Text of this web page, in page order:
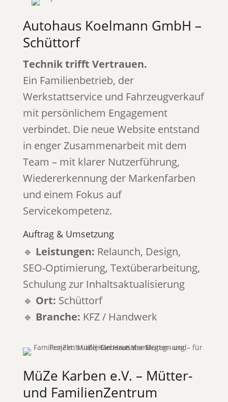
Autohaus Koelmann GmbH –
Schüttorf
Technik trifft Vertrauen.
Ein Familienbetrieb, der
Werkstattservice und Fahrzeugverkauf
mit persönlichem Engagement
verbindet. Die neue Website entstand
in enger Zusammenarbeit mit dem
Team – mit klarer Nutzerführung,
Wiedererkennung der Markenfarben
und einem Fokus auf
Servicekompetenz.
Auftrag & Umsetzung
🔹 Leistungen: Relaunch, Design,
SEO-Optimierung, Textüberarbeitung,
Schulung zur Inhaltsaktualisierung
🔹 Ort: Schüttorf
🔹 Branche: KFZ / Handwerk
MüZe Karben e.V. – Mütter-
und FamilienZentrum